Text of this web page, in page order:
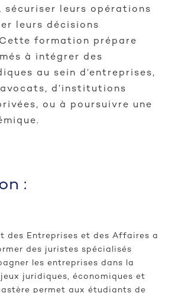
sécuriser leurs opérations
leurs décisions
formation prépare
à intégrer des
au sein d’entreprises,
d’institutions
ou à poursuivre une
:
des Entreprises et des Affaires a
des juristes spécialisés
les entreprises dans la
juridiques, économiques et
permet aux étudiants de